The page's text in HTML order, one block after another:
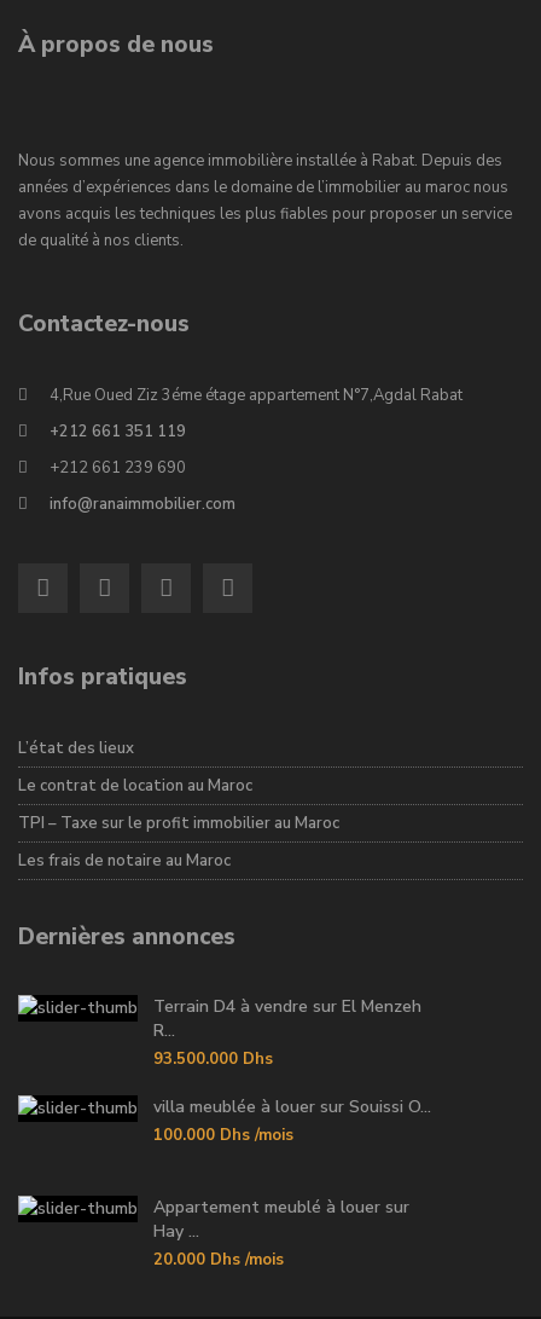
À propos de nous
Nous sommes une agence immobilière installée à Rabat. Depuis des
années d’expériences dans le domaine de l’immobilier au maroc nous
avons acquis les techniques les plus fiables pour proposer un service
de qualité à nos clients.
Contactez-nous
4,Rue Oued Ziz 3éme étage appartement N°7,Agdal Rabat
+212 661 351 119
+212 661 239 690
info@ranaimmobilier.com
Infos pratiques
L’état des lieux
Le contrat de location au Maroc
TPI – Taxe sur le profit immobilier au Maroc
Les frais de notaire au Maroc
Dernières annonces
Terrain D4 à vendre sur El Menzeh
R...
93.500.000 Dhs
villa meublée à louer sur Souissi O...
100.000 Dhs /mois
Appartement meublé à louer sur
Hay ...
20.000 Dhs /mois